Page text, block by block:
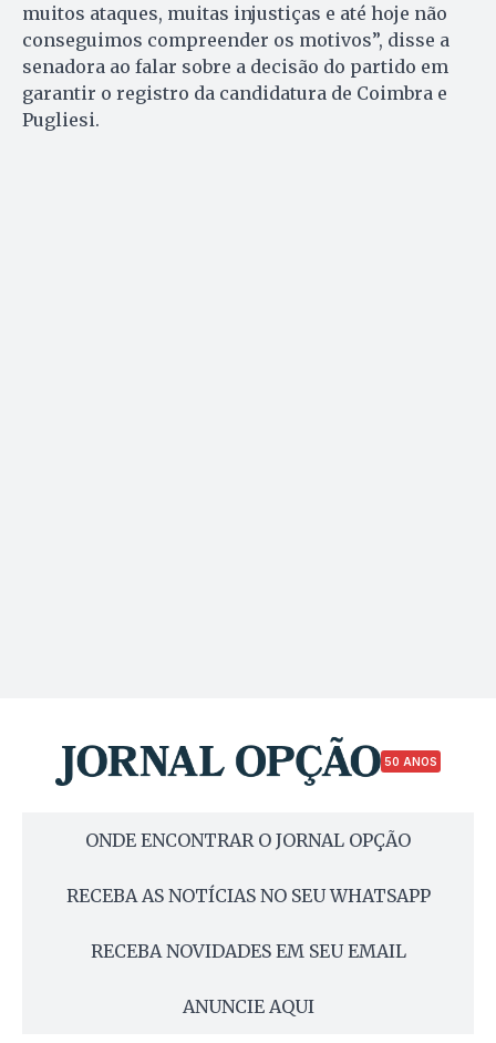
muitos ataques, muitas injustiças e até hoje não
conseguimos compreender os motivos”, disse a
senadora ao falar sobre a decisão do partido em
garantir o registro da candidatura de Coimbra e
Pugliesi.
50 ANOS
ONDE ENCONTRAR O JORNAL OPÇÃO
RECEBA AS NOTÍCIAS NO SEU WHATSAPP
RECEBA NOVIDADES EM SEU EMAIL
ANUNCIE AQUI